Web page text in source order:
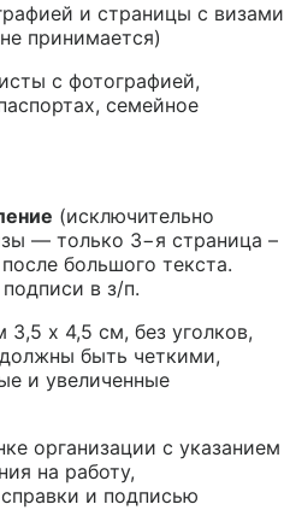
и страницы с визами
принимается)
с фотографией,
семейное
(исключительно
— только 3−я страница –
большого текста.
в з/п.
3,5 х 4,5 см, без уголков,
быть четкими,
и увеличенные
организации с указанием
на работу,
и подписью